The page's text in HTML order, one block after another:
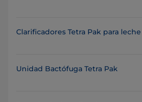
Clarificadores Tetra Pak para
Unidad Bactófuga Tetra Pak